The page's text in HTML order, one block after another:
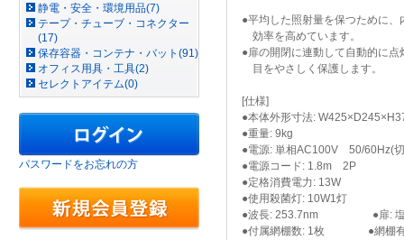
静電・安全・環境用品(7)
テープ・チューブ・コネクター
(17)
保存容器・コンテナ・バット(91)
オフィス用具・工具(2)
セレクトアイテム(0)
パスワードをお忘れの方
●平均した照射量を保つために
効率を高めています。
●扉の開閉に連動して自動的に
目をやさしく保護します。
[仕様]
●本体外形寸法:
●重量: 9kg
●電源: 単相AC100V 50/60Hz(
●電源コード: 1.8m 2P
●定格消費電力: 13W
●使用殺菌灯: 10W1灯
●波長: 253.7nm ●扉: 塩
●付属網棚数: 1枚 ●網棚有